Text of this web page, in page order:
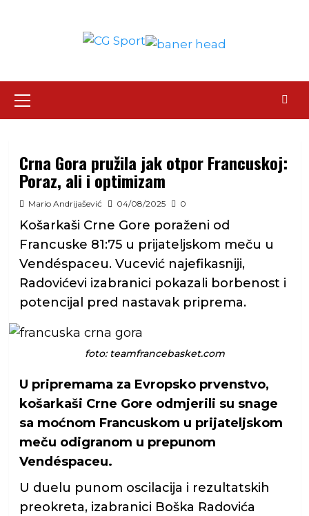
Menu
Crna Gora pružila jak otpor Francuskoj:
Poraz, ali i optimizam
Mario Andrijašević 04/08/2025 0
Košarkaši Crne Gore poraženi od
Francuske 81:75 u prijateljskom meču u
Vendéspaceu. Vucević najefikasniji,
Radovićevi izabranici pokazali borbenost i
potencijal pred nastavak priprema.
foto: teamfrancebasket.com
U pripremama za Evropsko prvenstvo,
košarkaši Crne Gore odmjerili su snage
sa moćnom Francuskom u prijateljskom
meču odigranom u prepunom
Vendéspaceu.
U duelu punom oscilacija i rezultatskih
preokreta, izabranici Boška Radovića